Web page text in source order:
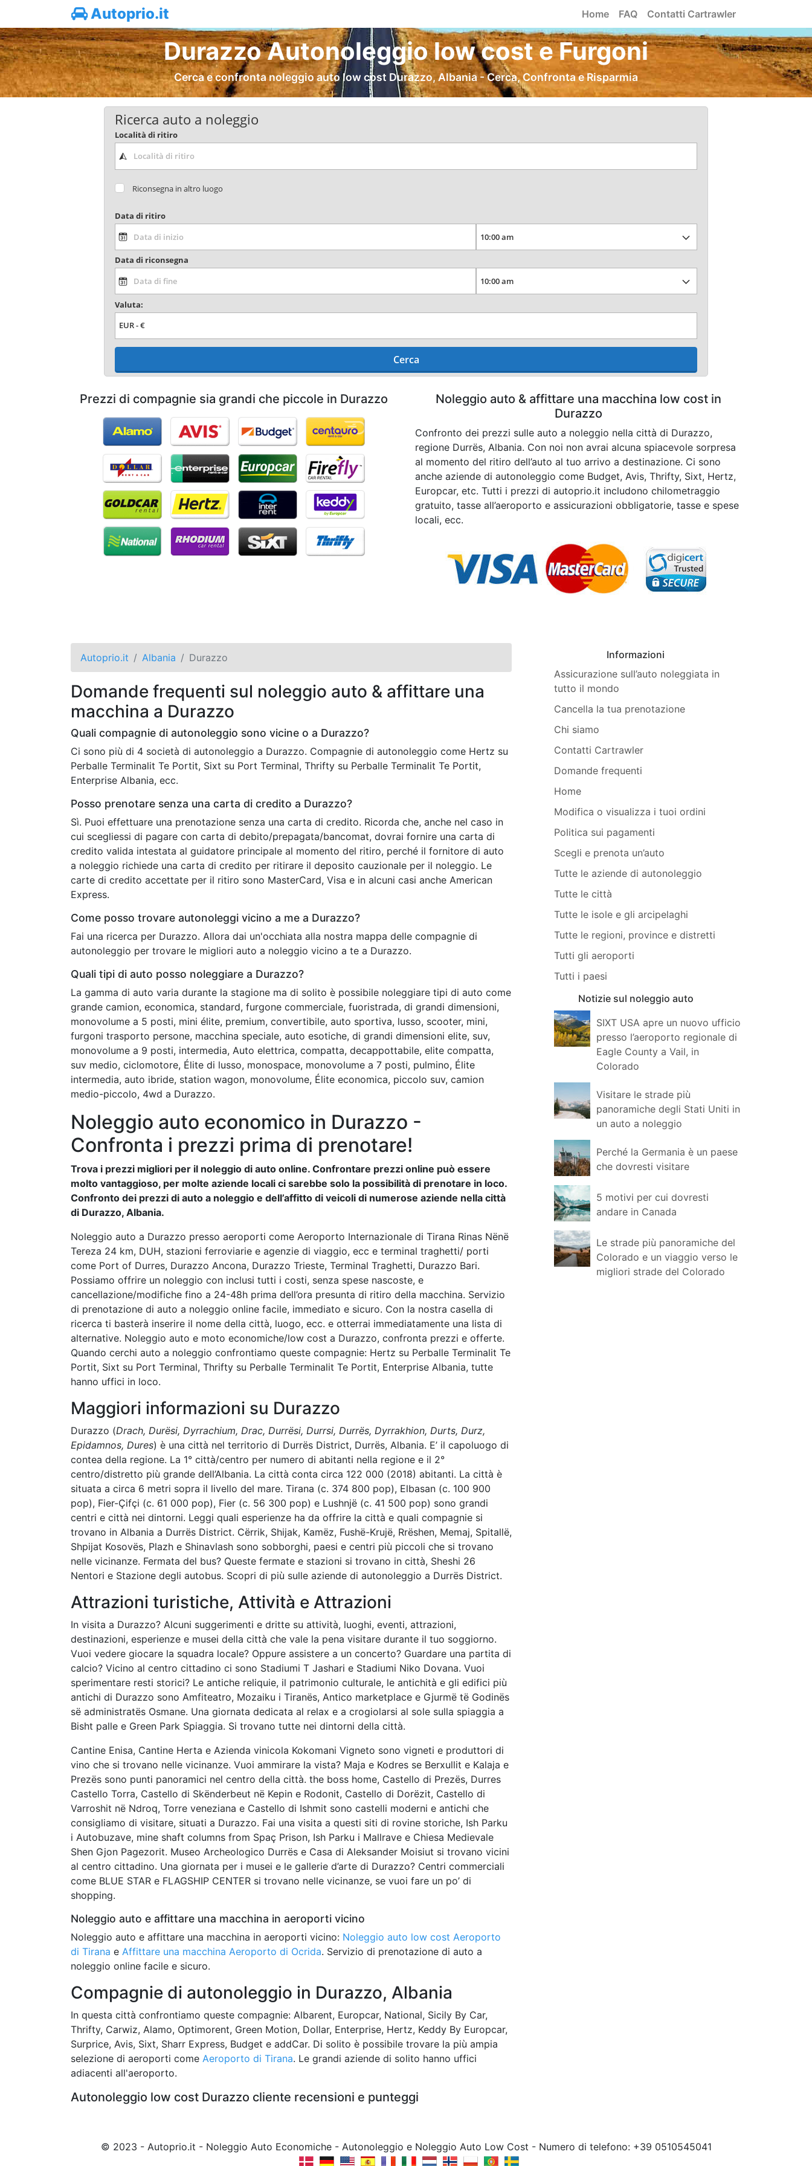
Autoprio.it Home FAQ Contatti Cartrawler
Durazzo Autonoleggio low cost e Furgoni
Cerca e confronta noleggio auto low cost Durazzo, Albania - Cerca, Confronta e Risparmia
Ricerca auto a noleggio
Località di ritiro
Riconsegna in altro luogo
Data di ritiro
Data di riconsegna
Valuta:
Cerca
Prezzi di compagnie sia grandi che piccole in Durazzo
Noleggio auto & affittare una macchina low cost in
Durazzo
Confronto dei prezzi sulle auto a noleggio nella città di Durazzo,
regione Durrës, Albania. Con noi non avrai alcuna spiacevole sorpresa
al momento del ritiro dell’auto al tuo arrivo a destinazione. Ci sono
anche aziende di autonoleggio come Budget, Avis, Thrifty, Sixt, Hertz,
Europcar, etc. Tutti i prezzi di autoprio.it includono chilometraggio
gratuito, tasse all’aeroporto e assicurazioni obbligatorie, tasse e spese
locali, ecc.
Autoprio.it Albania Durazzo
Domande frequenti sul noleggio auto & affittare una
macchina a Durazzo
Quali compagnie di autonoleggio sono vicine o a Durazzo?
Ci sono più di 4 società di autonoleggio a Durazzo. Compagnie di autonoleggio come Hertz su
Perballe Terminalit Te Portit, Sixt su Port Terminal, Thrifty su Perballe Terminalit Te Portit,
Enterprise Albania, ecc.
Posso prenotare senza una carta di credito a Durazzo?
Sì. Puoi effettuare una prenotazione senza una carta di credito. Ricorda che, anche nel caso in
cui scegliessi di pagare con carta di debito/prepagata/bancomat, dovrai fornire una carta di
credito valida intestata al guidatore principale al momento del ritiro, perché il fornitore di auto
a noleggio richiede una carta di credito per ritirare il deposito cauzionale per il noleggio. Le
carte di credito accettate per il ritiro sono MasterCard, Visa e in alcuni casi anche American
Express.
Come posso trovare autonoleggi vicino a me a Durazzo?
Fai una ricerca per Durazzo. Allora dai un'occhiata alla nostra mappa delle compagnie di
autonoleggio per trovare le migliori auto a noleggio vicino a te a Durazzo.
Quali tipi di auto posso noleggiare a Durazzo?
La gamma di auto varia durante la stagione ma di solito è possibile noleggiare tipi di auto come
grande camion, economica, standard, furgone commerciale, fuoristrada, di grandi dimensioni,
monovolume a 5 posti, mini élite, premium, convertibile, auto sportiva, lusso, scooter, mini,
furgoni trasporto persone, macchina speciale, auto esotiche, di grandi dimensioni elite, suv,
monovolume a 9 posti, intermedia, Auto elettrica, compatta, decappottabile, elite compatta,
suv medio, ciclomotore, Élite di lusso, monospace, monovolume a 7 posti, pulmino, Élite
intermedia, auto ibride, station wagon, monovolume, Élite economica, piccolo suv, camion
medio-piccolo, 4wd a Durazzo.
Noleggio auto economico in Durazzo -
Confronta i prezzi prima di prenotare!
Trova i prezzi migliori per il noleggio di auto online. Confrontare prezzi online può essere
molto vantaggioso, per molte aziende locali ci sarebbe solo la possibilità di prenotare in loco.
Confronto dei prezzi di auto a noleggio e dell’affitto di veicoli di numerose aziende nella città
di Durazzo, Albania.
Noleggio auto a Durazzo presso aeroporti come Aeroporto Internazionale di Tirana Rinas Nënë
Tereza 24 km, DUH, stazioni ferroviarie e agenzie di viaggio, ecc e terminal traghetti/ porti
come Port of Durres, Durazzo Ancona, Durazzo Trieste, Terminal Traghetti, Durazzo Bari.
Possiamo offrire un noleggio con inclusi tutti i costi, senza spese nascoste, e
cancellazione/modifiche fino a 24-48h prima dell’ora presunta di ritiro della macchina. Servizio
di prenotazione di auto a noleggio online facile, immediato e sicuro. Con la nostra casella di
ricerca ti basterà inserire il nome della città, luogo, ecc. e otterrai immediatamente una lista di
alternative. Noleggio auto e moto economiche/low cost a Durazzo, confronta prezzi e offerte.
Quando cerchi auto a noleggio confrontiamo queste compagnie: Hertz su Perballe Terminalit Te
Portit, Sixt su Port Terminal, Thrifty su Perballe Terminalit Te Portit, Enterprise Albania, tutte
hanno uffici in loco.
Maggiori informazioni su Durazzo
Durazzo (Drach, Durësi, Dyrrachium, Drac, Durrësi, Durrsi, Durrës, Dyrrakhion, Durts, Durz,
Epidamnos, Dures) è una città nel territorio di Durrës District, Durrës, Albania. E’ il capoluogo di
contea della regione. La 1° città/centro per numero di abitanti nella regione e il 2°
centro/distretto più grande dell’Albania. La città conta circa 122 000 (2018) abitanti. La città è
situata a circa 6 metri sopra il livello del mare. Tirana (c. 374 800 pop), Elbasan (c. 100 900
pop), Fier-Çifçi (c. 61 000 pop), Fier (c. 56 300 pop) e Lushnjë (c. 41 500 pop) sono grandi
centri e città nei dintorni. Leggi quali esperienze ha da offrire la città e quali compagnie si
trovano in Albania a Durrës District. Cërrik, Shijak, Kamëz, Fushë-Krujë, Rrëshen, Memaj, Spitallë,
Shpijat Kosovës, Plazh e Shinavlash sono sobborghi, paesi e centri più piccoli che si trovano
nelle vicinanze. Fermata del bus? Queste fermate e stazioni si trovano in città, Sheshi 26
Nentori e Stazione degli autobus. Scopri di più sulle aziende di autonoleggio a Durrës District.
Attrazioni turistiche, Attività e Attrazioni
In visita a Durazzo? Alcuni suggerimenti e dritte su attività, luoghi, eventi, attrazioni,
destinazioni, esperienze e musei della città che vale la pena visitare durante il tuo soggiorno.
Vuoi vedere giocare la squadra locale? Oppure assistere a un concerto? Guardare una partita di
calcio? Vicino al centro cittadino ci sono Stadiumi T Jashari e Stadiumi Niko Dovana. Vuoi
sperimentare resti storici? Le antiche reliquie, il patrimonio culturale, le antichità e gli edifici più
antichi di Durazzo sono Amfiteatro, Mozaiku i Tiranës, Antico marketplace e Gjurmë të Godinës
së administratës Osmane. Una giornata dedicata al relax e a crogiolarsi al sole sulla spiaggia a
Bisht palle e Green Park Spiaggia. Si trovano tutte nei dintorni della città.
Cantine Enisa, Cantine Herta e Azienda vinicola Kokomani Vigneto sono vigneti e produttori di
vino che si trovano nelle vicinanze. Vuoi ammirare la vista? Maja e Kodres se Berxullit e Kalaja e
Prezës sono punti panoramici nel centro della città. the boss home, Castello di Prezës, Durres
Castello Torra, Castello di Skënderbeut në Kepin e Rodonit, Castello di Dorëzit, Castello di
Varroshit në Ndroq, Torre veneziana e Castello di Ishmit sono castelli moderni e antichi che
consigliamo di visitare, situati a Durazzo. Fai una visita a questi siti di rovine storiche, Ish Parku
i Autobuzave, mine shaft columns from Spaç Prison, Ish Parku i Mallrave e Chiesa Medievale
Shen Gjon Pagezorit. Museo Archeologico Durrës e Casa di Aleksander Moisiut si trovano vicini
al centro cittadino. Una giornata per i musei e le gallerie d’arte di Durazzo? Centri commerciali
come BLUE STAR e FLAGSHIP CENTER si trovano nelle vicinanze, se vuoi fare un po’ di
shopping.
Noleggio auto e affittare una macchina in aeroporti vicino
Noleggio auto e affittare una macchina in aeroporti vicino: Noleggio auto low cost Aeroporto
di Tirana e Affittare una macchina Aeroporto di Ocrida. Servizio di prenotazione di auto a
noleggio online facile e sicuro.
Compagnie di autonoleggio in Durazzo, Albania
In questa città confrontiamo queste compagnie: Albarent, Europcar, National, Sicily By Car,
Thrifty, Carwiz, Alamo, Optimorent, Green Motion, Dollar, Enterprise, Hertz, Keddy By Europcar,
Surprice, Avis, Sixt, Sharr Express, Budget e addCar. Di solito è possibile trovare la più ampia
selezione di aeroporti come Aeroporto di Tirana. Le grandi aziende di solito hanno uffici
adiacenti all'aeroporto.
Autonoleggio low cost Durazzo cliente recensioni e punteggi
Informazioni
Assicurazione sull’auto noleggiata in
tutto il mondo
Cancella la tua prenotazione
Chi siamo
Contatti Cartrawler
Domande frequenti
Home
Modifica o visualizza i tuoi ordini
Politica sui pagamenti
Scegli e prenota un’auto
Tutte le aziende di autonoleggio
Tutte le città
Tutte le isole e gli arcipelaghi
Tutte le regioni, province e distretti
Tutti gli aeroporti
Tutti i paesi
Notizie sul noleggio auto
SIXT USA apre un nuovo ufficio
presso l’aeroporto regionale di
Eagle County a Vail, in
Colorado
Visitare le strade più
panoramiche degli Stati Uniti in
un auto a noleggio
Perché la Germania è un paese
che dovresti visitare
5 motivi per cui dovresti
andare in Canada
Le strade più panoramiche del
Colorado e un viaggio verso le
migliori strade del Colorado
© 2023 - Autoprio.it - Noleggio Auto Economiche - Autonoleggio e Noleggio Auto Low Cost - Numero di telefono: +39 0510545041